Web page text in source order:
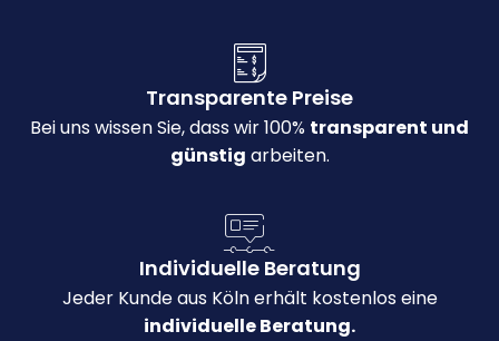
Transparente Preise
Bei uns wissen Sie, dass wir 100% transparent und
günstig arbeiten.
Individuelle Beratung
Jeder Kunde aus Köln erhält kostenlos eine
individuelle Beratung.